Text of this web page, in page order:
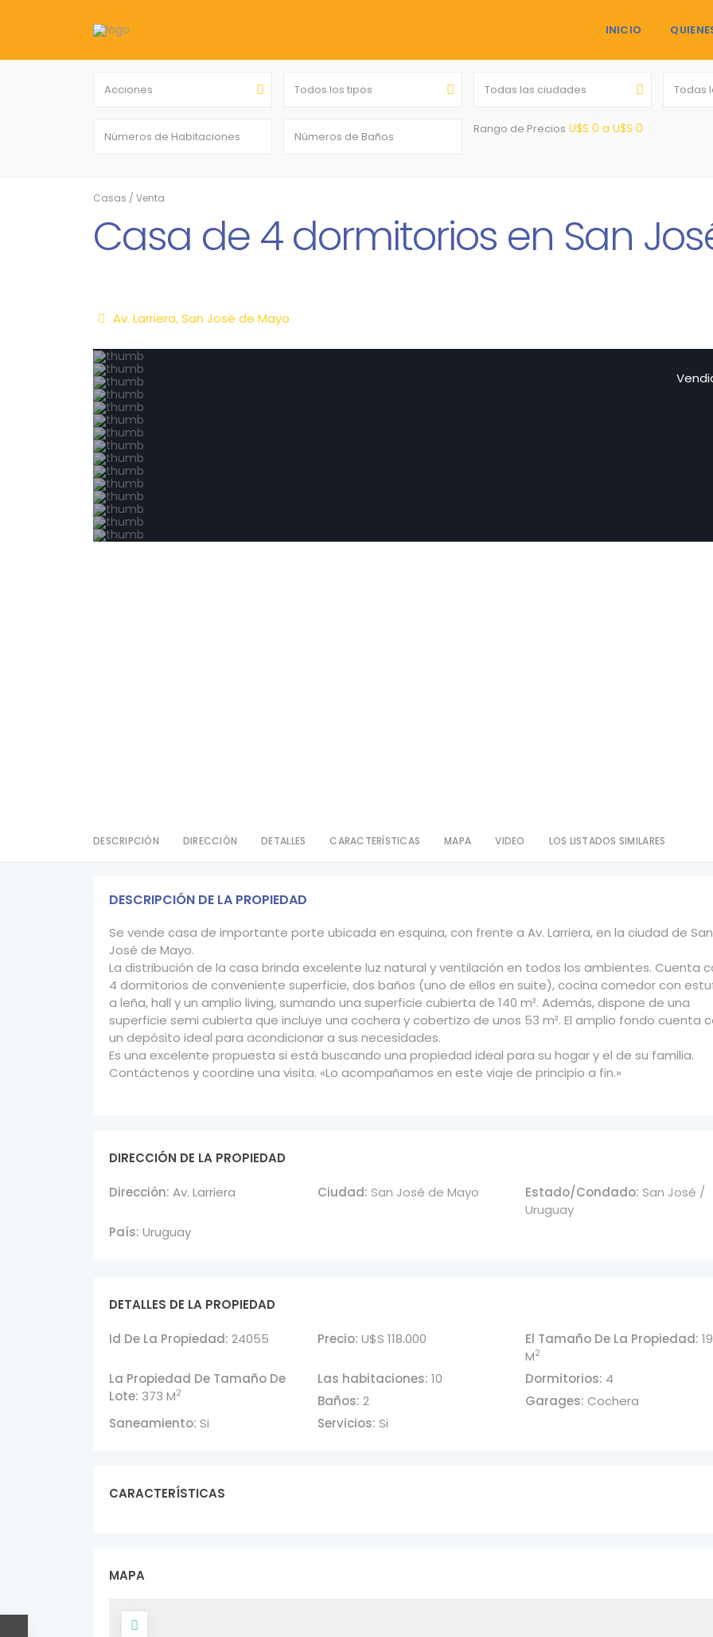
INICIO
Acciones Todos los tipos Todas las ciudades Todas
Rango de Precios U$S 0 a U$S 0
Casas / Venta
Casa de 4 dormitorios en San
Av. Larriera,San José de Mayo
DESCRIPCIÓN DIRECCIÓN DETALLES CARACTERÍSTICAS MAPA VIDEO LOS LISTADOS SIMILARES
DESCRIPCIÓN DE LA PROPIEDAD
Se vende casa de importante porte ubicada en esquina, con frente a Av. Larriera, en la ciudad de San
José de Mayo.
La distribución de la casa brinda excelente luz natural y ventilación en todos los ambientes. Cuenta
4 dormitorios de conveniente superficie, dos baños (uno de ellos en suite), cocina comedor con
a leña, hall y un amplio living, sumando una superficie cubierta de 140 m². Además, dispone de una
superficie semi cubierta que incluye una cochera y cobertizo de unos 53 m². El amplio fondo cuenta
un depósito ideal para acondicionar a sus necesidades.
Es una excelente propuesta si está buscando una propiedad ideal para su hogar y el de su familia.
Contáctenos y coordine una visita. «Lo acompañamos en este viaje de principio a fin.»
DIRECCIÓN DE LA PROPIEDAD
Dirección: Av. Larriera Ciudad: San José de Mayo Estado/Condado: San José /
Uruguay
País: Uruguay
DETALLES DE LA PROPIEDAD
Id De La Propiedad: 24055 Precio: U$S 118.000 El Tamaño De La Propiedad:
M2
La Propiedad De Tamaño De
Lote: 373 M2
Las habitaciones: 10 Dormitorios: 4
Baños: 2 Garages: Cochera
Saneamiento: Si Servicios: Si
CARACTERÍSTICAS
MAPA